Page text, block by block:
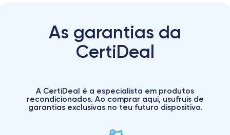
As garantias da
CertiDeal
A CertiDeal é a especialista em produtos
recondicionados. Ao comprar aqui, usufruis de
garantias exclusivas no teu futuro dispositivo.